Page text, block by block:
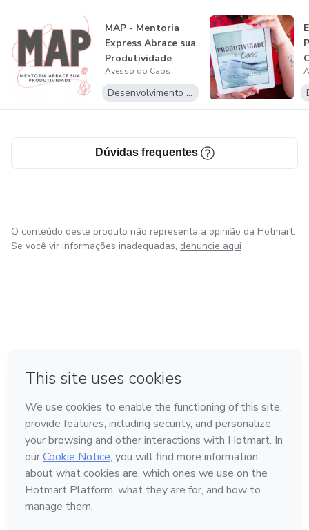
MAP - Mentoria
Express Abrace sua
Produtividade
Avesso do Caos
Desenvolvimento Pessoal
Dúvidas frequentes
O conteúdo deste produto não representa a opinião da Hotmart.
Se você vir informações inadequadas, denuncie aqui
Feito com ❤ em Bogotá
Conheça a Hotmart
Idioma
Português